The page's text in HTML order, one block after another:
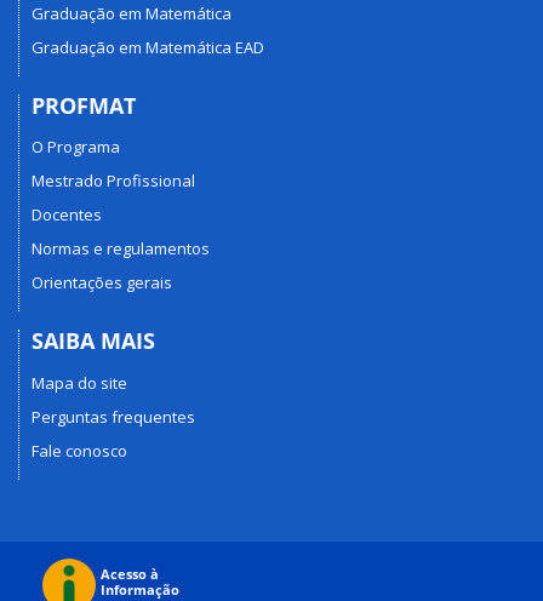
Graduação em Matemática
Graduação em Matemática EAD
PROFMAT
O Programa
Mestrado Profissional
Docentes
Normas e regulamentos
Orientações gerais
SAIBA MAIS
Mapa do site
Perguntas frequentes
Fale conosco